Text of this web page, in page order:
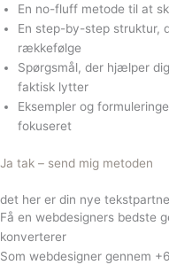
En no-fluff metode til at
En step-by-step struktur,
rækkefølge
Spørgsmål, der hjælper
faktisk lytter
Eksempler og
fokuseret
Ja tak – send mig metoden
det her er din nye
Få en webdesigners bedste
konverterer
Som webdesigner gennem